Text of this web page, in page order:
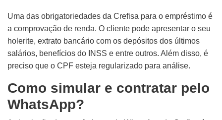
Uma das obrigatoriedades da Crefisa para o empréstimo é
a comprovação de renda. O cliente pode apresentar o seu
holerite, extrato bancário com os depósitos dos últimos
salários, benefícios do INSS e entre outros. Além disso, é
preciso que o CPF esteja regularizado para análise.
Como simular e contratar pelo
WhatsApp?